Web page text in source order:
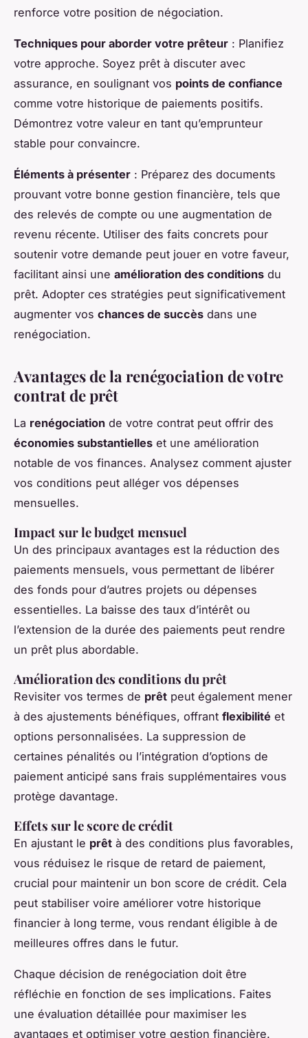
renforce votre position de négociation.
Techniques pour aborder votre prêteur : Planifiez
votre approche. Soyez prêt à discuter avec
assurance, en soulignant vos points de confiance
comme votre historique de paiements positifs.
Démontrez votre valeur en tant qu’emprunteur
stable pour convaincre.
Éléments à présenter : Préparez des documents
prouvant votre bonne gestion financière, tels que
des relevés de compte ou une augmentation de
revenu récente. Utiliser des faits concrets pour
soutenir votre demande peut jouer en votre faveur,
facilitant ainsi une amélioration des conditions du
prêt. Adopter ces stratégies peut significativement
augmenter vos chances de succès dans une
renégociation.
Avantages de la renégociation de votre
contrat de prêt
La renégociation de votre contrat peut offrir des
économies substantielles et une amélioration
notable de vos finances. Analysez comment ajuster
vos conditions peut alléger vos dépenses
mensuelles.
Impact sur le budget mensuel
Un des principaux avantages est la réduction des
paiements mensuels, vous permettant de libérer
des fonds pour d’autres projets ou dépenses
essentielles. La baisse des taux d’intérêt ou
l’extension de la durée des paiements peut rendre
un prêt plus abordable.
Amélioration des conditions du prêt
Revisiter vos termes de prêt peut également mener
à des ajustements bénéfiques, offrant flexibilité et
options personnalisées. La suppression de
certaines pénalités ou l’intégration d’options de
paiement anticipé sans frais supplémentaires vous
protège davantage.
Effets sur le score de crédit
En ajustant le prêt à des conditions plus favorables,
vous réduisez le risque de retard de paiement,
crucial pour maintenir un bon score de crédit. Cela
peut stabiliser voire améliorer votre historique
financier à long terme, vous rendant éligible à de
meilleures offres dans le futur.
Chaque décision de renégociation doit être
réfléchie en fonction de ses implications. Faites
une évaluation détaillée pour maximiser les
avantages et optimiser votre gestion financière.